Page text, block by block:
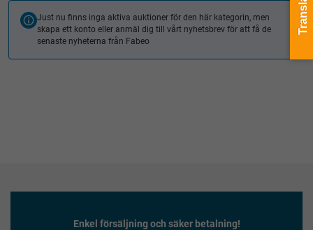
Just nu finns inga aktiva auktioner för den här kategorin, men
skapa ett konto eller anmäl dig till vårt nyhetsbrev för att få de
senaste nyheterna från Fabeo
Enkel försäljning och säker betalning!
Translate